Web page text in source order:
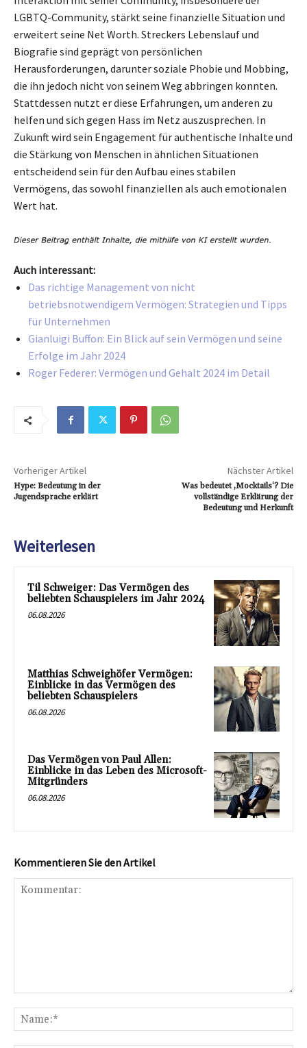
LGBTQ-Community, stärkt seine finanzielle Situation und
erweitert seine Net Worth. Streckers Lebenslauf und
Biografie sind geprägt von persönlichen
Herausforderungen, darunter soziale Phobie und Mobbing,
die ihn jedoch nicht von seinem Weg abbringen konnten.
Stattdessen nutzt er diese Erfahrungen, um anderen zu
helfen und sich gegen Hass im Netz auszusprechen. In
Zukunft wird sein Engagement für authentische Inhalte und
die Stärkung von Menschen in ähnlichen Situationen
entscheidend sein für den Aufbau eines stabilen
Vermögens, das sowohl finanziellen als auch emotionalen
Wert hat.
Auch interessant:
Das richtige Management von nicht
betriebsnotwendigem Vermögen: Strategien und Tipps
für Unternehmen
Gianluigi Buffon: Ein Blick auf sein Vermögen und seine
Erfolge im Jahr 2024
Roger Federer: Vermögen und Gehalt 2024 im Detail
Vorheriger Artikel
Hype: Bedeutung in der
Jugendsprache erklärt
Nächster Artikel
Was bedeutet ‚Mocktails‘? Die
vollständige Erklärung der
Bedeutung und Herkunft
Weiterlesen
Til Schweiger: Das Vermögen des
beliebten Schauspielers im Jahr 2024
06.08.2026
Matthias Schweighöfer Vermögen:
Einblicke in das Vermögen des
beliebten Schauspielers
06.08.2026
Das Vermögen von Paul Allen:
Einblicke in das Leben des Microsoft-
Mitgründers
06.08.2026
Kommentieren Sie den Artikel